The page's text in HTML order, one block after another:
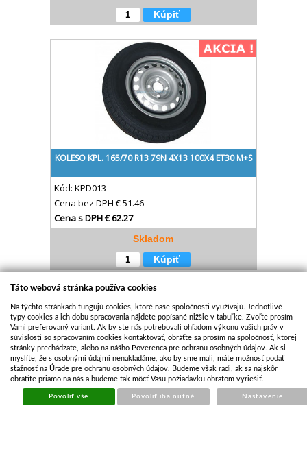
Kúpiť
KOLESO KPL. 165/70 R13 79N 4X13 100X4 ET30 M+S
Kód: KPD013
Cena bez DPH € 51.46
Cena s DPH€ 62.27
Skladom
Kúpiť
KOLESO 195/55 R10 C 98N 6IX10H2 ET-4
Táto webová stránka používa cookies
Na týchto stránkach fungujú cookies, ktoré naše spoločnosti využívajú. Jednotlivé
typy cookies a ich dobu spracovania nájdete popísané nižšie v tabuľke. Zvoľte prosím
Vami preferovaný variant. Ak by ste nás potrebovali ohľadom výkonu vašich práv v
súvislosti so spracovaním cookies kontaktovať, obráťte sa prosím na spoločnosť, ktorej
stránky prechádzate, alebo na nášho Poverenca pre ochranu osobných údajov. Ak si
myslíte, že s osobnými údajmi nenakladáme, ako by sme mali, máte možnosť podať
sťažnosť na Úrade pre ochranu osobných údajov. Budeme však radi, ak sa najskôr
obrátite priamo na nás a budeme tak môcť Vašu požiadavku obratom vyriešiť.
Povoliť vše Povoliť iba nutné Nastavenie